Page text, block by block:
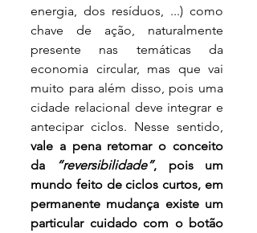
energia, dos resíduos, ...) como
chave de ação, naturalmente
presente nas temáticas da
economia circular, mas que vai
muito para além disso, pois uma
cidade relacional deve integrar e
vale a pena retomar o conceito
da
“reversibilidade”, pois um
mundo feito de ciclos curtos, em
permanente mudança existe um